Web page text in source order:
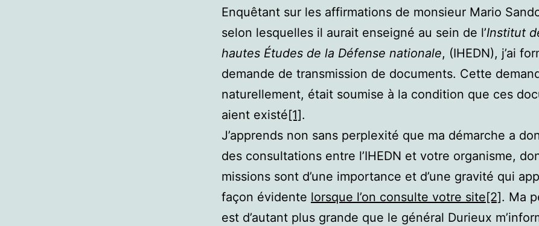
Enquêtant sur les affirmations de monsieur Mario
selon lesquelles il aurait enseigné au sein de l’Institut
hautes Études de la Défense nationale, (IHEDN), j’ai
demande de transmission de documents. Cette
naturellement, était soumise à la condition que ces
aient existé[1].
J’apprends non sans perplexité que ma démarche a
des consultations entre l’IHEDN et votre organisme,
missions sont d’une importance et d’une gravité qui
façon évidente lorsque l’on consulte votre site[2]. Ma
est d’autant plus grande que le général Durieux